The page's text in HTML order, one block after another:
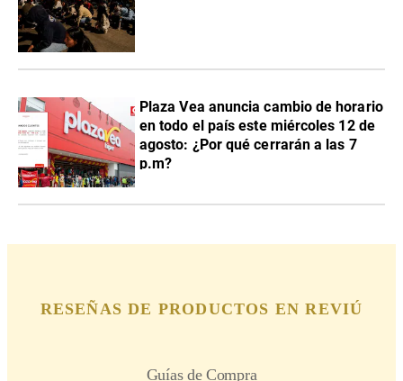
Plaza Vea anuncia cambio de horario
en todo el país este miércoles 12 de
agosto: ¿Por qué cerrarán a las 7
p.m?